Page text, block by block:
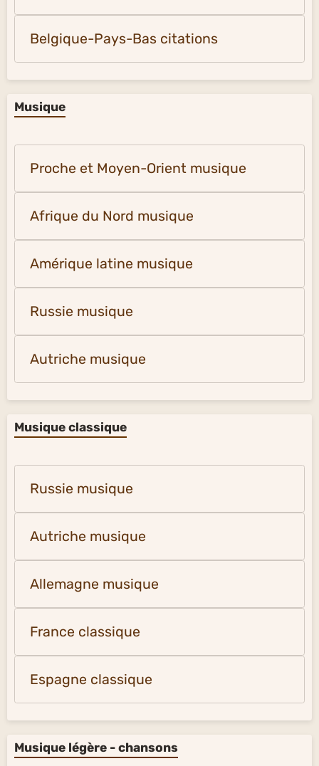
Belgique-Pays-Bas citations
Musique
Proche et Moyen-Orient musique
Afrique du Nord musique
Amérique latine musique
Russie musique
Autriche musique
Musique classique
Russie musique
Autriche musique
Allemagne musique
France classique
Espagne classique
Musique légère - chansons